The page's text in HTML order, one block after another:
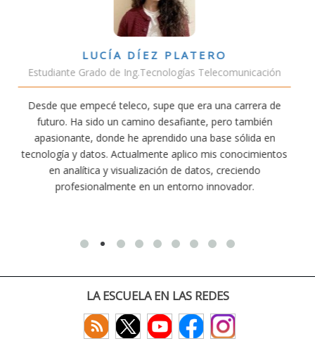
de
en
VÍCTOR SÁNCHEZ VALENCIA
Estudiante Doble Grado Teleco-ADE
Estudiar teleco me ha permitido comprender
conectividad afecta nuestra vida diaria. Aunque la
exige esfuerzo, he dedicado parte de mi tiempo a
actividades como el salvamento y socorrismo.
convencido de que elegir teleco ha sido una de las
decisiones que he tomado.
LA ESCUELA EN LAS REDES